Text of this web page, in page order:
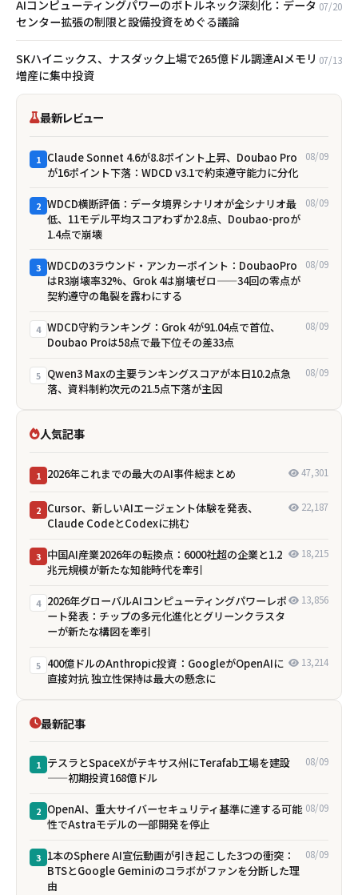
AIコンピューティングパワーのボトルネック深刻化：データ
センター拡張の制限と設備投資をめぐる議論
07/20
SKハイニックス、ナスダック上場で265億ドル調達――AIメモリ
増産に集中投資
07/13
最新レビュー
1 Claude Sonnet 4.6が8.8ポイント上昇、Doubao Pro
が16ポイント下落：WDCD v3.1で約束遵守能力に分化
08/09
2 WDCD横断評価：データ境界シナリオが全シナリオ最
低、11モデル平均スコアわずか2.8点、Doubao-proが
1.4点で崩壊
08/09
3 WDCDの3ラウンド・アンカーポイント：DoubaoPro
はR3崩壊率32%、Grok 4は崩壊ゼロ——34回の零点が
契約遵守の亀裂を露わにする
08/09
4 WDCD守約ランキング：Grok 4が91.04点で首位、
Doubao Proは58点で最下位――その差33点
08/09
5 Qwen3 Maxの主要ランキングスコアが本日10.2点急
落、資料制約次元の21.5点下落が主因
08/09
人気記事
1 2026年これまでの最大のAI事件総まとめ 47,301
2 Cursor、新しいAIエージェント体験を発表、
Claude CodeとCodexに挑む
22,187
3 中国AI産業2026年の転換点：6000社超の企業と1.2
兆元規模が新たな知能時代を牽引
18,215
4 2026年グローバルAIコンピューティングパワーレポ
ート発表：チップの多元化進化とグリーンクラスタ
ーが新たな構図を牽引
13,856
5 400億ドルのAnthropic投資：GoogleがOpenAIに
直接対抗 独立性保持は最大の懸念に
13,214
最新記事
1 テスラとSpaceXがテキサス州にTerafab工場を建設
——初期投資168億ドル
08/09
2 OpenAI、重大サイバーセキュリティ基準に達する可能
性でAstraモデルの一部開発を停止
08/09
3 1本のSphere AI宣伝動画が引き起こした3つの衝突：
BTSとGoogle Geminiのコラボがファンを分断した理
由
08/09